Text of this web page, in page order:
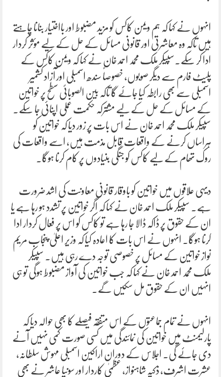
انہوں نے کہا کہ ہم ویمن کاکس کو مزید مضبوط اور بااختیار بنانا چاہتے
ہیں تاکہ وہ معاشرتی اور قانونی مسائل کے حل کے لیے مؤثر کردار
ادا کر سکے۔سپیکر ملک محمد احمد خان نے کہا کہ ویمن کاکس کے
پلیٹ فارم سے دیگر صوبوں، خصوصاً سندھ اسمبلی اور آزاد کشمیر
اسمبلی سے بھی رابطہ کیا جائے گا تاکہ بین الصوبائی سطح پر خواتین
کے مسائل کے حل کے لیے مشترکہ حکمت عملی اپنائی جا سکے۔
سپیکر ملک محمد احمد خان نے اس بات پر زور دیا کہ خواتین کو
ہراساں کرنے کے واقعات قابل مذمت ہیں، اسے واقعات کی
روک تھام کے لیے کاکس کو جنگی بنیادوں پر کام کرنا ہوگا۔
دیہی علاقوں میں خواتین کو باوقار قانونی معاونت کی اشد ضرورت
ہے۔ سپیکر ملک احمد خان نے کہا کہ اگر خواتین پر تشدد ہو رہا ہے یا
ان کے حقوق پر ڈاکہ ڈالا جا رہا ہے تو کاکس کو اس پر فعال کردار ادا
کرنا ہوگا۔ انہوں نے اس بات کا اعادہ کیا کہ وزیر اعلیٰ پنجاب مریم
نواز خواتین کے مسائل پر خصوصی توجہ دے رہی ہیں۔ سپیکر
ملک محمد احمد خان نے کہا کہ جب خواتین کی آواز مضبوط ہوگی تو ہی
انہیں ان کے حقوق مل سکیں گے۔
انہوں نے تمام جماعتوں کے اس متفقہ فیصلے کا بھی حوالہ دیا کہ
پارلیمنٹ میں خواتین کی نمائندگی میں کسی صورت کمی نہیں آنے
دی جائے گی۔ اجلاس کے دوران اراکین اسمبلی مہوش سلطانہ،
عشرت اشرف، ذکیہ شاہنواز، عظمیٰ کاردار اور سونیا عاشر نے بھی